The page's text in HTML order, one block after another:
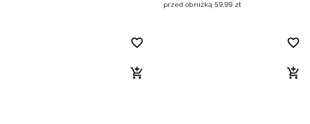
przed obniżką 59,99 zł